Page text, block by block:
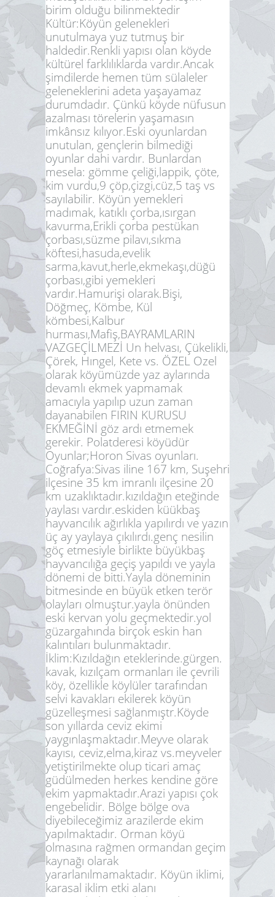
birim olduğu bilinmektedir
Kültür:Köyün gelenekleri
unutulmaya yuz tutmuş bir
haldedir.Renkli yapısı olan köyde
kültürel farklılıklarda vardır.Ancak
şimdilerde hemen tüm sülaleler
geleneklerini adeta yaşayamaz
durumdadır. Çünkü köyde nüfusun
azalması törelerin yaşamasın
imkânsız kılıyor.Eski oyunlardan
unutulan, gençlerin bilmediği
oyunlar dahi vardır. Bunlardan
mesela: gömme çeliği,lappik, çöte,
kim vurdu,9 çöp,çizgi,cüz,5 taş vs
sayılabilir. Köyün yemekleri
madımak, katıklı çorba,ısırgan
kavurma,Erikli çorba pestükan
çorbası,süzme pilavı,sıkma
köftesi,hasuda,evelik
sarma,kavut,herle,ekmekaşı,düğü
çorbası,gibi yemekleri
vardır.Hamurişi olarak.Bişi,
Döğmeç, Kömbe, Kül
kömbesi,Kalbur
hurması,Mafiş,BAYRAMLARIN
VAZGEÇİLMEZİ Un helvası, Çükelikli,
Çörek, Hıngel, Kete vs. ÖZEL Ozel
olarak köyümüzde yaz aylarında
devamlı ekmek yapmamak
amacıyla yapılıp uzun zaman
dayanabilen FIRIN KURUSU
EKMEĞİNİ göz ardı etmemek
gerekir. Polatderesi köyüdür
Oyunlar;Horon Sivas oyunları.
Coğrafya:Sivas iline 167 km, Suşehri
ilçesine 35 km imranlı ilçesine 20
km uzaklıktadır.kızıldağın eteğinde
yaylası vardır.eskiden küükbaş
hayvancılık ağırlıkla yapılırdı ve yazın
üç ay yaylaya çıkılırdı.genç nesilin
göç etmesiyle birlikte büyükbaş
hayvancılığa geçiş yapıldı ve yayla
dönemi de bitti.Yayla döneminin
bitmesinde en büyük etken terör
olayları olmuştur.yayla önünden
eski kervan yolu geçmektedir.yol
güzargahında birçok eskin han
kalıntıları bulunmaktadır.
İklim:Kızıldağın eteklerinde.gürgen.
kavak, kızılçam ormanları ile çevrili
köy, özellikle köylüler tarafından
selvi kavakları ekilerek köyün
güzelleşmesi sağlanmıştr.Köyde
son yıllarda ceviz ekimi
yaygınlaşmaktadır.Meyve olarak
kayısı, ceviz,elma,kiraz vs.meyveler
yetiştirilmekte olup ticari amaç
güdülmeden herkes kendine göre
ekim yapmaktadır.Arazi yapısı çok
engebelidir. Bölge bölge ova
diyebileceğimiz arazilerde ekim
yapılmaktadır. Orman köyü
olmasına rağmen ormandan geçim
kaynağı olarak
yararlanılmamaktadır. Köyün iklimi,
karasal iklim etki alanı